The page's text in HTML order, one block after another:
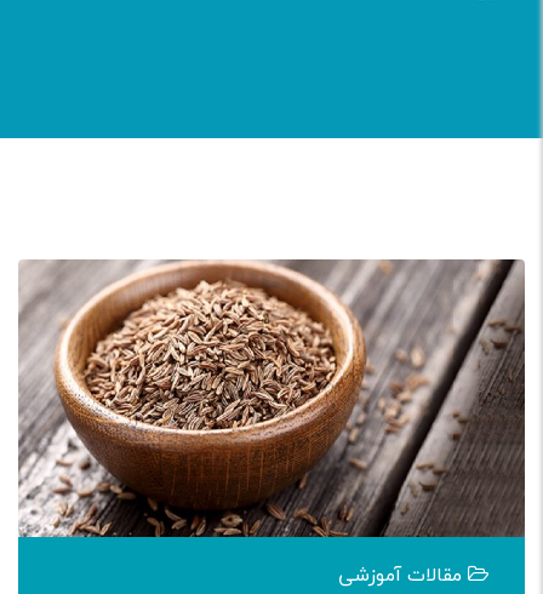
مقالات آموزشی